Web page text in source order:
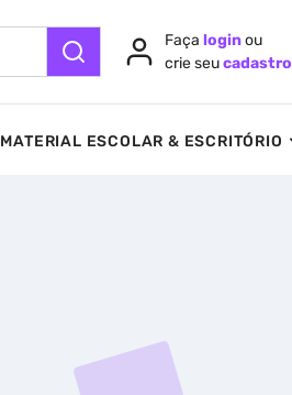
Faça loginou
crie seucadastro
MATERIAL ESCOLAR & ESCRITÓRIO